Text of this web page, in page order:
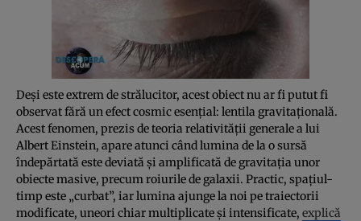
Deși este extrem de strălucitor, acest obiect nu ar fi putut fi
observat fără un efect cosmic esențial: lentila gravitațională.
Acest fenomen, prezis de teoria relativității generale a lui
Albert Einstein, apare atunci când lumina de la o sursă
îndepărtată este deviată și amplificată de gravitația unor
obiecte masive, precum roiurile de galaxii. Practic, spațiul-
timp este „curbat”, iar lumina ajunge la noi pe traiectorii
modificate, uneori chiar multiplicate și intensificate, explică